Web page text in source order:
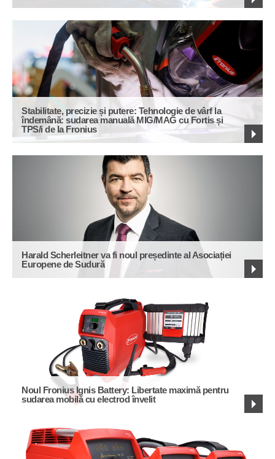
Stabilitate, precizie și putere: Tehnologie de vârf la
îndemână: sudarea manuală MIG/MAG cu Fortis și
TPS/i de la Fronius
Harald Scherleitner va fi noul președinte al Asociației
Europene de Sudură
Noul Fronius Ignis Battery: Libertate maximă pentru
sudarea mobilă cu electrod învelit